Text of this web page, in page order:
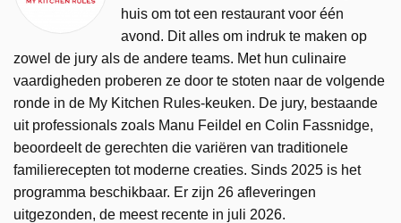
huis om tot een restaurant voor één
avond. Dit alles om indruk te maken op
zowel de jury als de andere teams. Met hun culinaire
vaardigheden proberen ze door te stoten naar de volgende
ronde in de My Kitchen Rules-keuken. De jury, bestaande
uit professionals zoals Manu Feildel en Colin Fassnidge,
beoordeelt de gerechten die variëren van traditionele
familierecepten tot moderne creaties. Sinds 2025 is het
programma beschikbaar. Er zijn 26 afleveringen
uitgezonden, de meest recente in juli 2026.